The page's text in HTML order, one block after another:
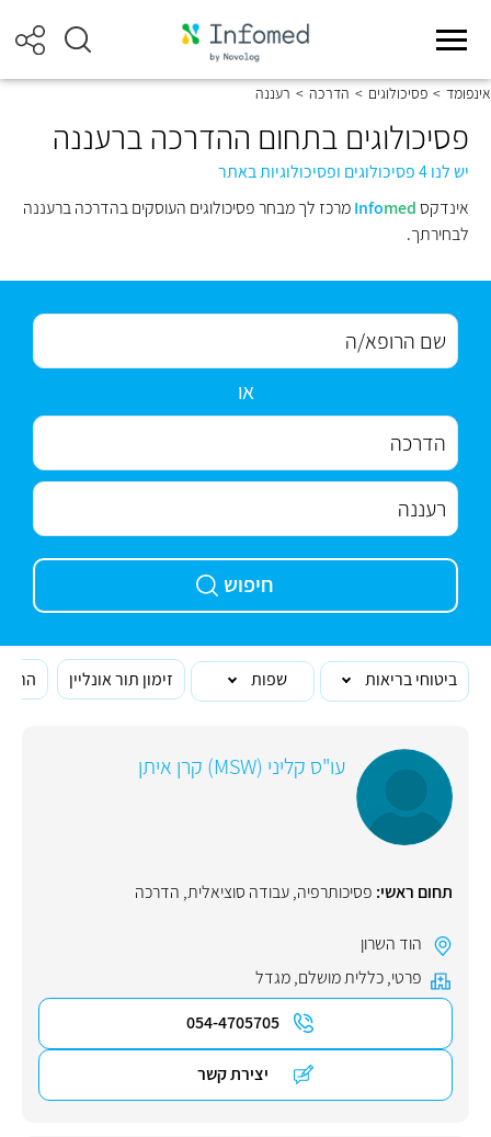
אינפומד > פסיכולוגים > הדרכה > רעננה
פסיכולוגים בתחום ההדרכה ברעננה
יש לנו 4 פסיכולוגים ופסיכולוגיות באתר
אינדקס
Infomed
מרכז לך מבחר פסיכולוגים העוסקים בהדרכה ברעננה
לבחירתך.
או
חיפוש
ביטוחי בריאות שפות זימון תור אונליין
עו"ס קליני (MSW) קרן איתן
תחום ראשי: פסיכותרפיה,עבודה סוציאלית, הדרכה
הוד השרון
פרטי,כללית מושלם,מגדל
054-4705705
יצירת קשר